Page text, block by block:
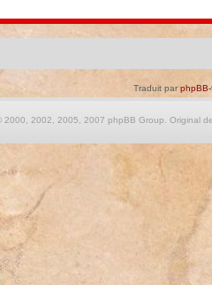
Traduit parphpBB-
2000, 2002, 2005, 2007 phpBB Group. Original